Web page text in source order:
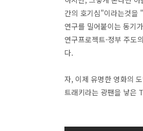
간의 호기심"이라는것을
연구를 밀어붙이는 동기
연구프로젝트-정부 주도
다.
자, 이제 유명한 영화의
트래키라는 광팬을 낳은